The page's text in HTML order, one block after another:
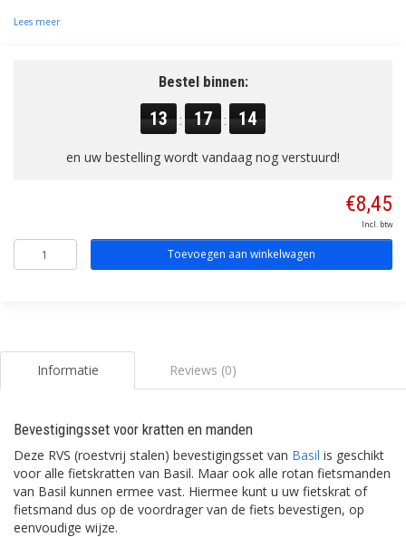
Lees meer
Bestel binnen:
13 : 17 : 14
en uw bestelling wordt vandaag nog verstuurd!
€8,45
Incl. btw
Toevoegen aan winkelwagen
Informatie Reviews (0)
Bevestigingsset voor kratten en manden
Deze RVS (roestvrij stalen) bevestigingsset van Basil is geschikt
voor alle fietskratten van Basil. Maar ook alle rotan fietsmanden
van Basil kunnen ermee vast. Hiermee kunt u uw fietskrat of
fietsmand dus op de voordrager van de fiets bevestigen, op
eenvoudige wijze.